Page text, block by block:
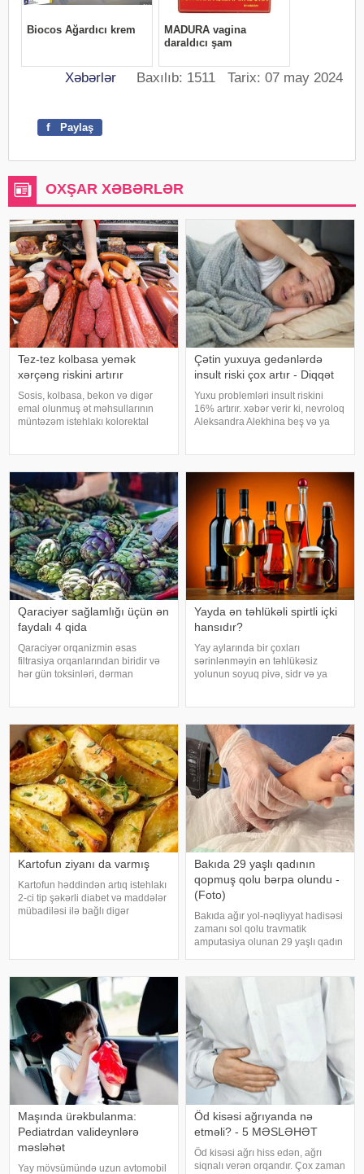
Xəbərlər Baxılıb: 1511 Tarix: 07 may 2024
f Paylaş
OXŞAR XƏBƏRLƏR
Tez-tez kolbasa yemək
xərçəng riskini artırır
Sosis, kolbasa, bekon və digər
emal olunmuş ət məhsullarının
müntəzəm istehlakı kolorektal
Nazirliyinin Milli Kliniki
Endokrinologiy
Çətin yuxuya gedənlərdə
insult riski çox artır - Diqqət
Yuxu problemləri insult riskini
16% artırır. xəbər verir ki, nevroloq
Aleksandra Alekhina beş və ya
artdığını deyib. İnsult ciddi və
həyat
Qaraciyər sağlamlığı üçün ən
faydalı 4 qida
Qaraciyər orqanizmin əsas
filtrasiya orqanlarından biridir və
hər gün toksinləri, dərman
federal ekspert onkologiya
klinikalar
Yayda ən təhlükəli spirtli içki
hansıdır?
Yay aylarında bir çoxları
sərinlənməyin ən təhlükəsiz
yolunun soyuq pivə, sidr və ya
az alkoqollu içkilər çox vaxt
zərərsi
Kartofun ziyanı da varmış
Kartofun həddindən artıq istehlakı
2-ci tip şəkərli diabet və maddələr
mübadiləsi ilə bağlı digər
yapon alimləri gəliblər. -
Bakıda 29 yaşlı qadının
qopmuş qolu bərpa olundu -
(Foto)
Bakıda ağır yol-nəqliyyat hadisəsi
zamanı sol qolu travmatik
amputasiya olunan 29 yaşlı qadın
zərərçəkən Səhiyyə Nazirliyi
Akademik M.A.Topçubaşov adına
Elmi Cərrahiyy
Maşında ürəkbulanma:
Pediatrdan valideynlərə
məsləhət
Yay mövsümündə uzun avtomobil
Öd kisəsi ağrıyanda nə
etməli? - 5 MƏSLƏHƏT
Öd kisəsi ağrı hiss edən, ağrı
siqnalı verən orqandır. Çox zaman